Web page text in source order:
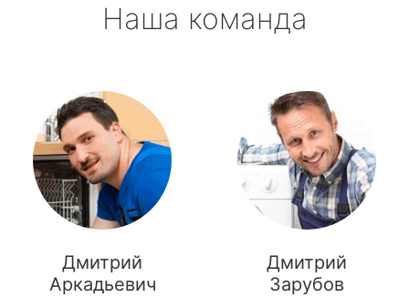
Наша команда
Дмитрий
Аркадьевич
Дмитрий
Зарубов